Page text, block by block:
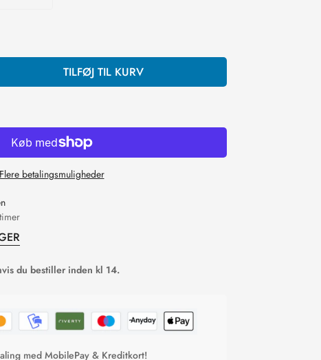
TILFØJ TIL KURV
Flere betalingsmuligheder
du bestiller inden kl 14.
med MobilePay & Kreditkort!